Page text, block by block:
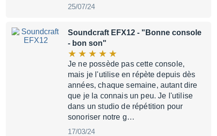
25/07/24
Soundcraft EFX12 - "Bonne console
- bon son"
Je ne possède pas cette console,
mais je l'utilise en répète depuis dès
années, chaque semaine, autant dire
que je la connais un peu. Je l'utilise
dans un studio de répétition pour
sonoriser notre g…
17/03/24